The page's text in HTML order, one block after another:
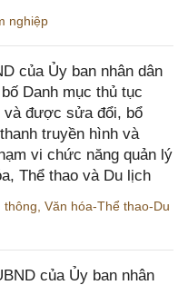
nghiệp
của Ủy ban nhân dân
Danh mục thủ tục
và được sửa đổi, bổ
truyền hình và
vi chức năng quản lý
Thể thao và Du lịch
thông Văn hóa-Thể thao-Du
của Ủy ban nhân